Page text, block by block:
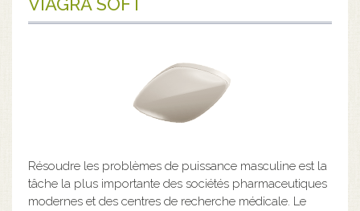
Résoudre les problèmes de puissance masculine est la
tâche la plus importante des sociétés pharmaceutiques
modernes et des centres de recherche médicale. Le